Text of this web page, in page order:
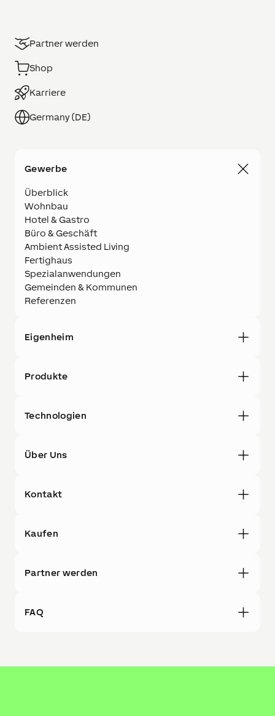
Partner werden
Shop
Karriere
Germany (DE)
Gewerbe
Überblick
Wohnbau
Hotel & Gastro
Büro & Geschäft
Ambient Assisted Living
Fertighaus
Spezialanwendungen
Gemeinden & Kommunen
Referenzen
Eigenheim
Produkte
Technologien
Über Uns
Kontakt
Kaufen
Partner werden
FAQ